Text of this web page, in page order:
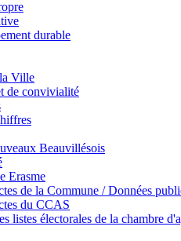
durable
Ville
de convivialité
Beauvillésois
Erasme
de la Commune / Données
du CCAS
listes électorales de la chambre